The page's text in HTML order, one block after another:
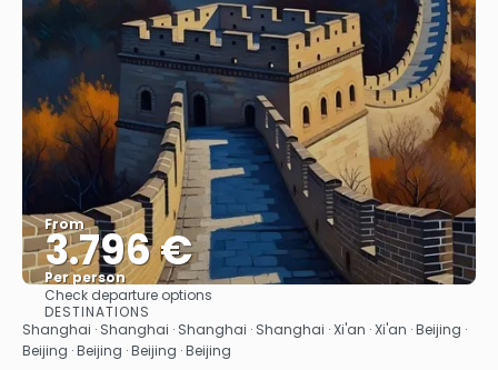
From
3.796 €
Per person
Check departure options
DESTINATIONS
Shanghai · Shanghai · Shanghai · Shanghai · Xi'an · Xi'an · Beijing ·
Beijing · Beijing · Beijing · Beijing